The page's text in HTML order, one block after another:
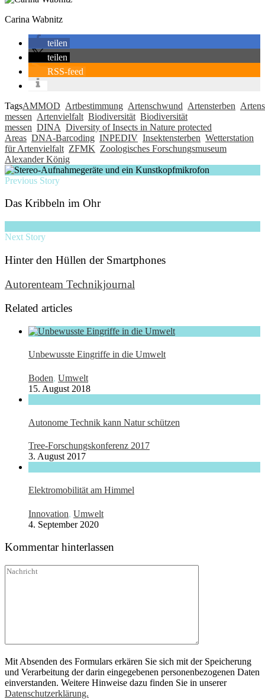
Carina Wabnitz
teilen
teilen
RSS-feed
TagsAMMOD Artbestimmung Artenschwund Artensterben
messen Artenvielfalt Biodiversität Biodiversität
messen DINA Diversity of Insects in Nature protected
Areas DNA-Barcoding INPEDIV Insektensterben Wetterstation
für Artenvielfalt ZFMK Zoologisches Forschungsmuseum
Alexander König
Previous Story
Das Kribbeln im Ohr
Next Story
Hinter den Hüllen der Smartphones
Autorenteam Technikjournal
Related articles
Unbewusste Eingriffe in die Umwelt
Boden, Umwelt
15. August 2018
Autonome Technik kann Natur schützen
Tree-Forschungskonferenz 2017
3. August 2017
Elektromobilität am Himmel
Innovation, Umwelt
4. September 2020
Kommentar hinterlassen
Mit Absenden des Formulars erkären Sie sich mit der Speicherung
und Verarbeitung der darin eingegebenen personenbezogenen Daten
einverstanden. Weitere Hinweise dazu finden Sie in unserer
Datenschutzerklärung.